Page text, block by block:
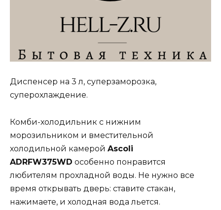
Диспенсер на 3 л, суперзаморозка,
суперохлаждение.
Комби-холодильник с нижним
морозильником и вместительной
холодильной камерой Ascoli
ADRFW375WD особенно понравится
любителям прохладной воды. Не нужно все
время открывать дверь: ставите стакан,
нажимаете, и холодная вода льется.